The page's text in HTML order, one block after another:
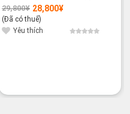
29,800¥
Giá
gốc
là:
29,800¥.
28,800¥
Giá
hiện
tại
là:
28,800¥.
(Đã có thuế)
Yêu thích